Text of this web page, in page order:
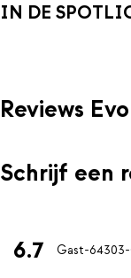
IN DE
Reviews
Schrijf een
6.7 Gast-643